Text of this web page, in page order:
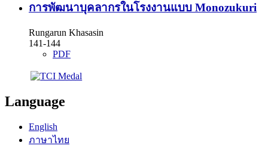
การพัฒนาบุคลากรในโรงงานแบบ Monozukuri
Rungarun Khasasin
141-144
PDF
Language
English
ภาษาไทย